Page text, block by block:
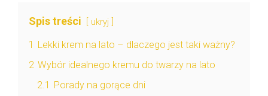
Spis treści ukryj
1 Lekki krem na lato – dlaczego jest taki ważny?
2 Wybór idealnego kremu do twarzy na lato
2.1 Porady na gorące dni